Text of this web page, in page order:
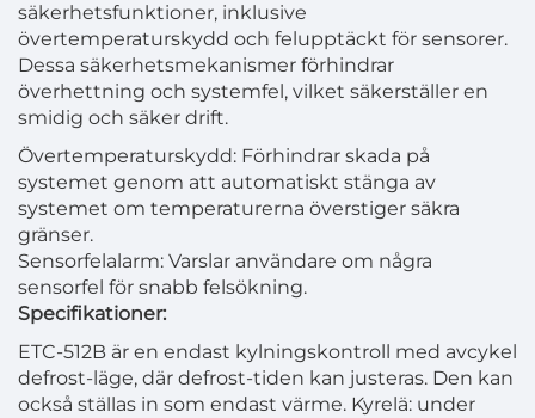
säkerhetsfunktioner, inklusive
övertemperaturskydd och felupptäckt för sensorer.
Dessa säkerhetsmekanismer förhindrar
överhettning och systemfel, vilket säkerställer en
smidig och säker drift.
Övertemperaturskydd: Förhindrar skada på
systemet genom att automatiskt stänga av
systemet om temperaturerna överstiger säkra
gränser.
Sensorfelalarm: Varslar användare om några
sensorfel för snabb felsökning.
Specifikationer:
ETC-512B är en endast kylningskontroll med avcykel
defrost-läge, där defrost-tiden kan justeras. Den kan
också ställas in som endast värme. Kyrelä: under